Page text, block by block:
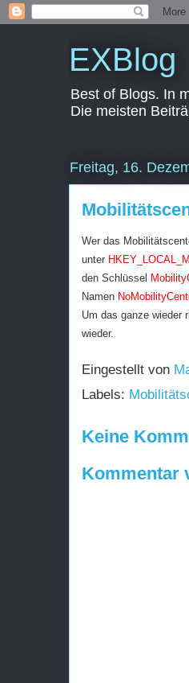
EXBlog
Best of Blogs. In
Die meisten
Freitag, 16.
Wer das
unter
den Schlüssel
Namen
Um das ganze wieder
wieder.
Eingestellt von
Labels:
Keine
Kommentar